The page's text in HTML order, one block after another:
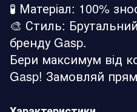
🧪 Матеріал: 100%
🎨 Стиль:
бренду Gasp.
Бери максимум від
Gasp! Замовляй